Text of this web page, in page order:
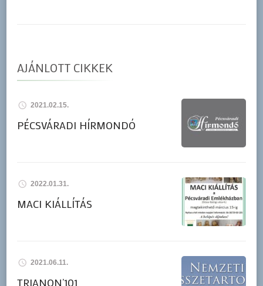
AJÁNLOTT CIKKEK
2021.02.15.
PÉCSVÁRADI HÍRMONDÓ
2022.01.31.
MACI KIÁLLÍTÁS
2021.06.11.
TRIANON’101